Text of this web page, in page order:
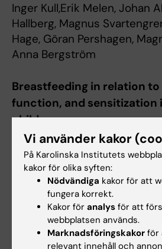
Inger Kull,Erik Melen, Johan
Hallberg, Magnus
Hage, Göran Pershagen,
Anna Bergström
Breastfeeding in relation
function, and sensitization
children
Journal of Allergy & Clinical
Corrected Proof, 15 April
10.1016/j.jaci.2010.01.051
Läs abstract
För frågor, kontakta:
Vi använder kakor
På Karolinska Institutets
kakor för olika syften:
Nödvändiga kakor för att
fungera korrekt.
Kakor för analys för att
webbplatsen används.
Marknadsföringskakor för
relevant innehåll och